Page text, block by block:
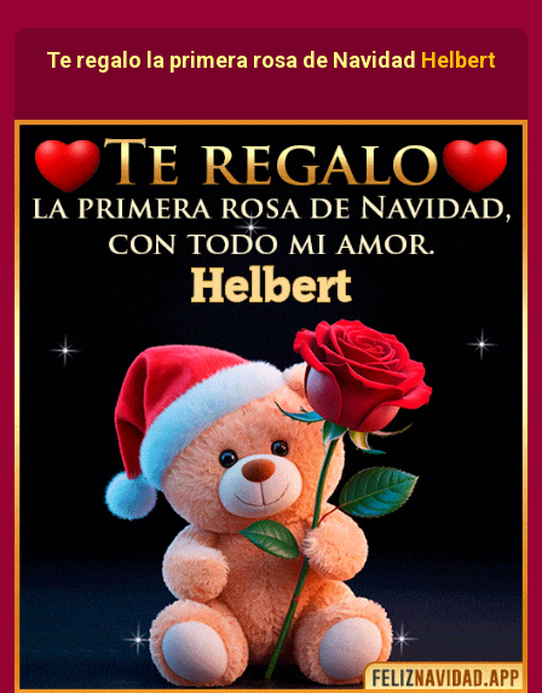
Te regalo la primera rosa de Navidad Helbert